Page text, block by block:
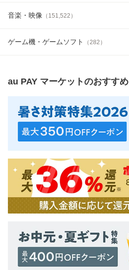
音楽・映像 （ 151,522 ）
ゲーム機・ゲームソフト （282 ）
au PAY マーケットのおすすめ